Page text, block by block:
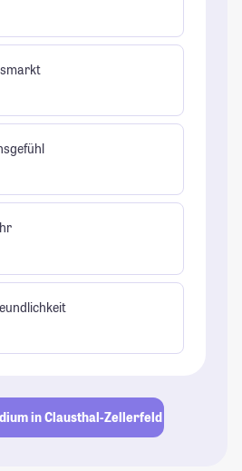
in Clausthal-Zellerfeld